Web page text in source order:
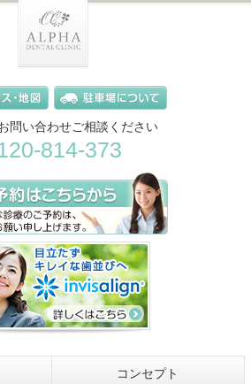
問い合わせご相談ください
814-373
コンセプト